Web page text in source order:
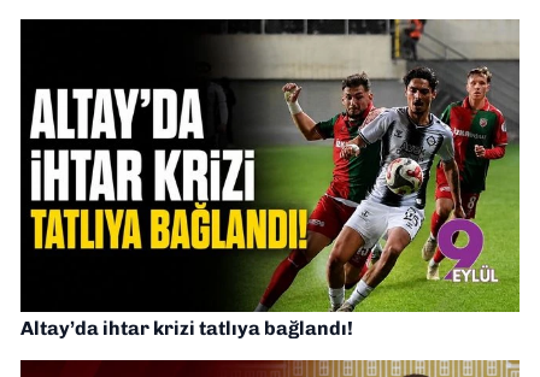
Altay’da ihtar krizi tatlıya bağlandı!